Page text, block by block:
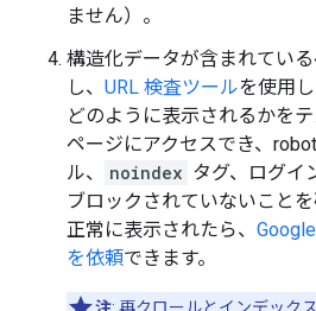
ません）。
構造化データが含まれてい
し、 URL 検査ツールを使用
どのように表示されるかを
ページにアクセスでき、
ル、
noindex タグ、ログイ
ブロックされていないこと
正常に表示されたら、
を依頼できます。